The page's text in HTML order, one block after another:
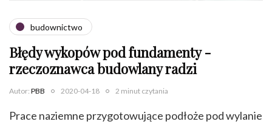
budownictwo
Błędy wykopów pod fundamenty -
rzeczoznawca budowlany radzi
Autor: PBB 2020-04-18 2 minut czytania
Prace naziemne przygotowujące podłoże pod wylanie